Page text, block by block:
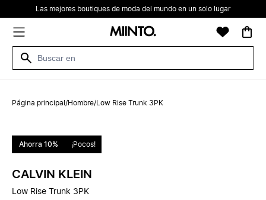
Las mejores boutiques de moda del mundo en un solo lugar
Página principal /Hombre/ Low Rise Trunk 3PK
Ahorra 10% ¡Pocos!
CALVIN KLEIN
Low Rise Trunk 3PK